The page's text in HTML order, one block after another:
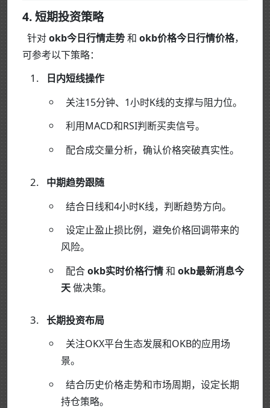
4. 短期投资策略
针对okb今日行情走势和 okb价格今日行情价格，
可参考以下策略：
日内短线操作
关注15分钟、1小时K线的支撑与阻力位。
利用MACD和RSI判断买卖信号。
配合成交量分析，确认价格突破真实性。
中期趋势跟随
结合日线和4小时K线，判断趋势方向。
设定止盈止损比例，避免价格回调带来的
风险。
配合okb实时价格行情和 okb最新消息今
天做决策。
长期投资布局
关注OKX平台生态发展和OKB的应用场
景。
结合历史价格走势和市场周期，设定长期
持仓策略。